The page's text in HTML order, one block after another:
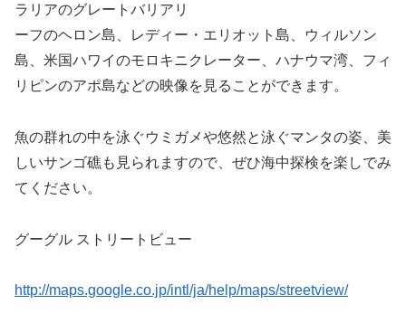
ラリアのグレートバリアリ
ーフのヘロン島、レディー・エリオット島、ウィルソン
島、米国ハワイのモロキニクレーター、ハナウマ湾、フィ
リピンのアポ島などの映像を見ることができます。
魚の群れの中を泳ぐウミガメや悠然と泳ぐマンタの姿、美
しいサンゴ礁も見られますので、ぜひ海中探検を楽しでみ
てください。
グーグル ストリートビュー
http://maps.google.co.jp/intl/ja/help/maps/streetview/